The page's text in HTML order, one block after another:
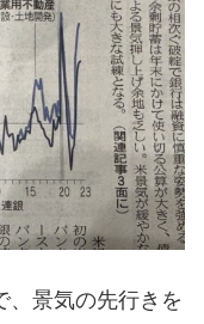
、景気の先行きを